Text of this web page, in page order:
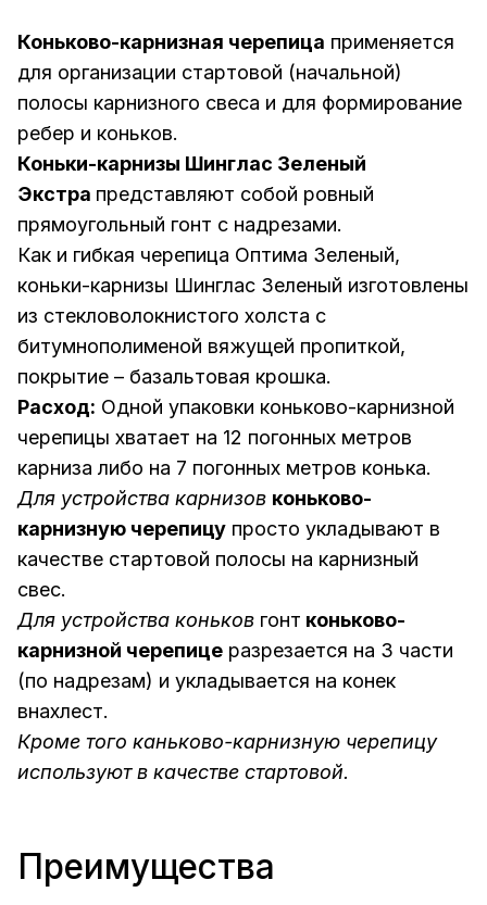
Коньково-карнизная черепица применяется
для организации стартовой (начальной)
полосы карнизного свеса и для формирование
ребер и коньков.
Коньки-карнизы Шинглас Зеленый
Экстра представляют собой ровный
прямоугольный гонт с надрезами.
Как и гибкая черепица Оптима Зеленый,
коньки-карнизы Шинглас Зеленый изготовлены
из стекловолокнистого холста с
битумнополименой вяжущей пропиткой,
покрытие – базальтовая крошка.
Расход: Одной упаковки коньково-карнизной
черепицы хватает на 12 погонных метров
карниза либо на 7 погонных метров конька.
Для устройства карнизов коньково-
карнизную черепицу просто укладывают в
качестве стартовой полосы на карнизный
свес.
Для устройства коньков гонт коньково-
карнизной черепице разрезается на 3 части
(по надрезам) и укладывается на конек
внахлест.
Кроме того каньково-карнизную черепицу
используют в качестве стартовой.
Преимущества